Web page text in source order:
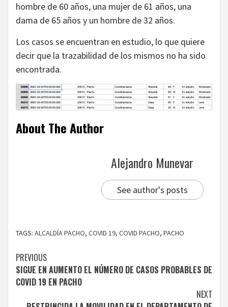
hombre de 60 años, una mujer de 61 años, una
dama de 65 años y un hombre de 32 años.
Los casos se encuentran en estudio, lo que quiere
decir que la trazabilidad de los mismos no ha sido
encontrada.
About The Author
Alejandro Munevar
See author's posts
TAGS: ALCALDÍA PACHO, COVID 19, COVID PACHO, PACHO
Continue
Reading
PREVIOUS
SIGUE EN AUMENTO EL NÚMERO DE CASOS PROBABLES DE
COVID 19 EN PACHO
NEXT